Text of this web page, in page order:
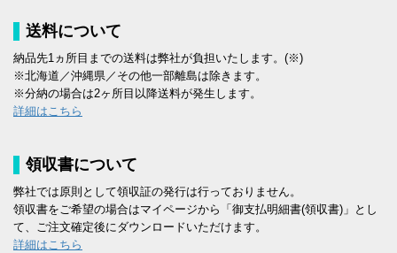
送料について
納品先1ヵ所目までの送料は弊社が負担いたします。(※)
※北海道／沖縄県／その他一部離島は除きます。
※分納の場合は2ヶ所目以降送料が発生します。
詳細はこちら
領収書について
弊社では原則として領収証の発行は行っておりません。
領収書をご希望の場合はマイページから「御支払明細書(領収書)」とし
て、ご注文確定後にダウンロードいただけます。
詳細はこちら